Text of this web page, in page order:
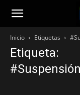
Noticias251
Inicio Etiquetas
Etiqueta: